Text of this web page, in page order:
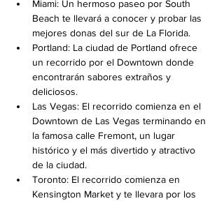
Miami: Un hermoso paseo por South
Beach te llevará a conocer y probar las
mejores donas del sur de La Florida.
Portland: La ciudad de Portland ofrece
un recorrido por el Downtown donde
encontrarán sabores extraños y
deliciosos.
Las Vegas: El recorrido comienza en el
Downtown de Las Vegas terminando en
la famosa calle Fremont, un lugar
histórico y el más divertido y atractivo
de la ciudad.
Toronto: El recorrido comienza en
Kensington Market y te llevara por los